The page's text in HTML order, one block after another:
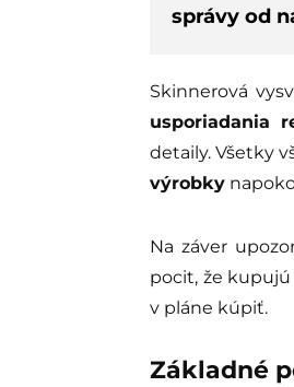
správy od
Skinnerová
usporiadania
detaily. Všetky
výrobky
Na záver
pocit, že
v pláne kúpiť.
Základné